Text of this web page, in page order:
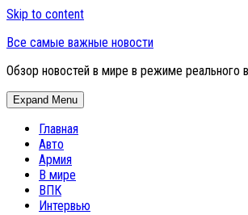
Skip to content
Все самые важные новости
Обзор новостей в мире в режиме реального
Expand Menu
Главная
Авто
Армия
В мире
ВПК
Интервью